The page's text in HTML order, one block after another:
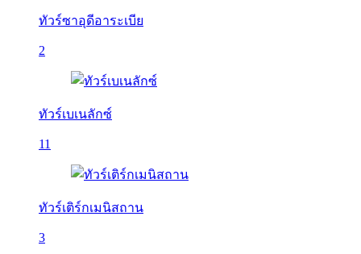
ทัวร์ซาอุดีอาระเบีย
2
ทัวร์เบเนลักซ์
11
ทัวร์เติร์กเมนิสถาน
3